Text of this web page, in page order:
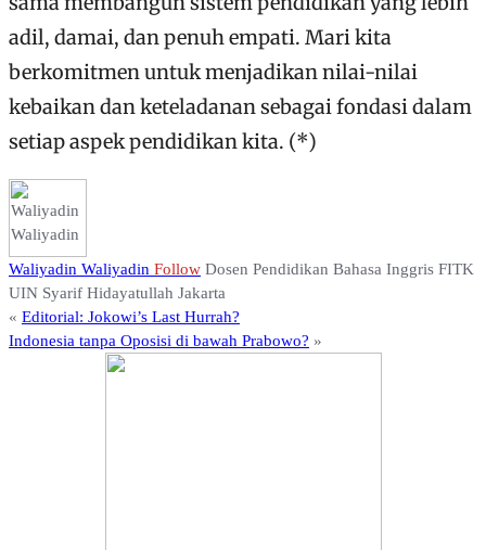
adil, damai, dan penuh empati. Mari kita
berkomitmen untuk menjadikan nilai-nilai
kebaikan dan keteladanan sebagai fondasi dalam
setiap aspek pendidikan kita. (*)
Waliyadin Waliyadin Follow Dosen Pendidikan Bahasa Inggris FITK
UIN Syarif Hidayatullah Jakarta
« Editorial: Jokowi’s Last Hurrah?
Indonesia tanpa Oposisi di bawah Prabowo? »